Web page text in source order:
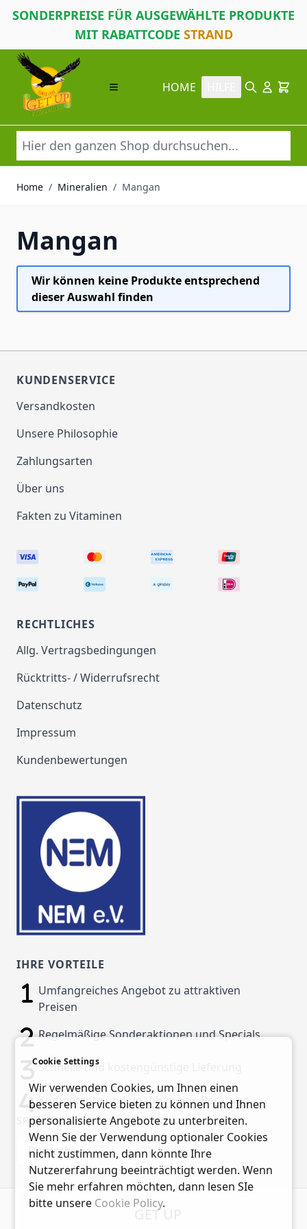
SONDERPREISE FÜR AUSGEWÄHLTE PRODUKTE
MIT RABATTCODE STRAND
Direkt zum Inhalt
HOME
Suche Cart
Home / Mineralien / Mangan
Mangan
Wir können keine Produkte entsprechend
dieser Auswahl finden
KUNDENSERVICE
Versandkosten
Unsere Philosophie
Zahlungsarten
Über uns
Fakten zu Vitaminen
RECHTLICHES
Allg. Vertragsbedingungen
Rücktritts- / Widerrufsrecht
Datenschutz
Impressum
Kundenbewertungen
IHRE VORTEILE
Umfangreiches Angebot zu attraktiven
Preisen
Regelmäßige Sonderaktionen und Specials
Schnelle und kostengünstige Lieferung
Kompetente und unabhängige Beratung
SPRACHE
Deutsch
GET UP
Cookie Settings
Wir verwenden Cookies, um Ihnen einen
besseren Service bieten zu können und Ihnen
personalisierte Angebote zu unterbreiten.
Wenn Sie der Verwendung optionaler Cookies
nicht zustimmen, dann könnte Ihre
Nutzererfahrung beeinträchtigt werden. Wenn
Sie mehr erfahren möchten, dann lesen SIe
bitte unsere Cookie Policy.